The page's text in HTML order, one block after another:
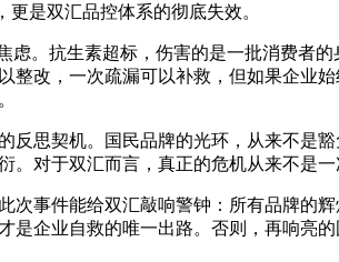
是双汇品控体系的彻底失效。
。抗生素超标，伤害的是一批消费者
改，一次疏漏可以补救，但如果企业
思契机。国民品牌的光环，从来不是
对于双汇而言，真正的危机从来不是
事件能给双汇敲响警钟：所有品牌的
企业自救的唯一出路。否则，再响亮